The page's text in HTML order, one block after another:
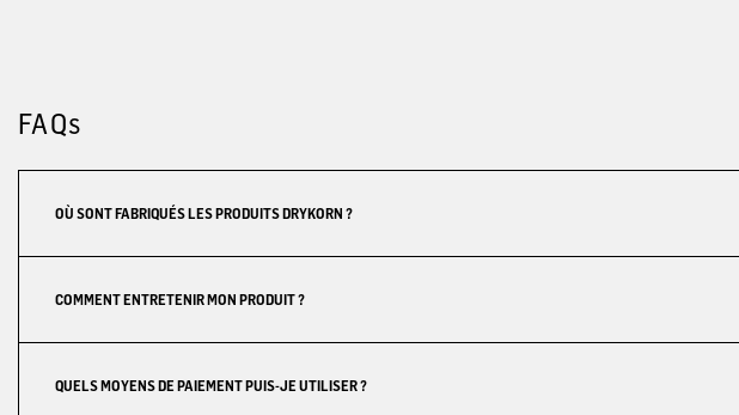
FAQs
OÙ SONT FABRIQUÉS LES PRODUITS DRYKORN ?
COMMENT ENTRETENIR MON PRODUIT ?
QUELS MOYENS DE PAIEMENT PUIS-JE UTILISER ?